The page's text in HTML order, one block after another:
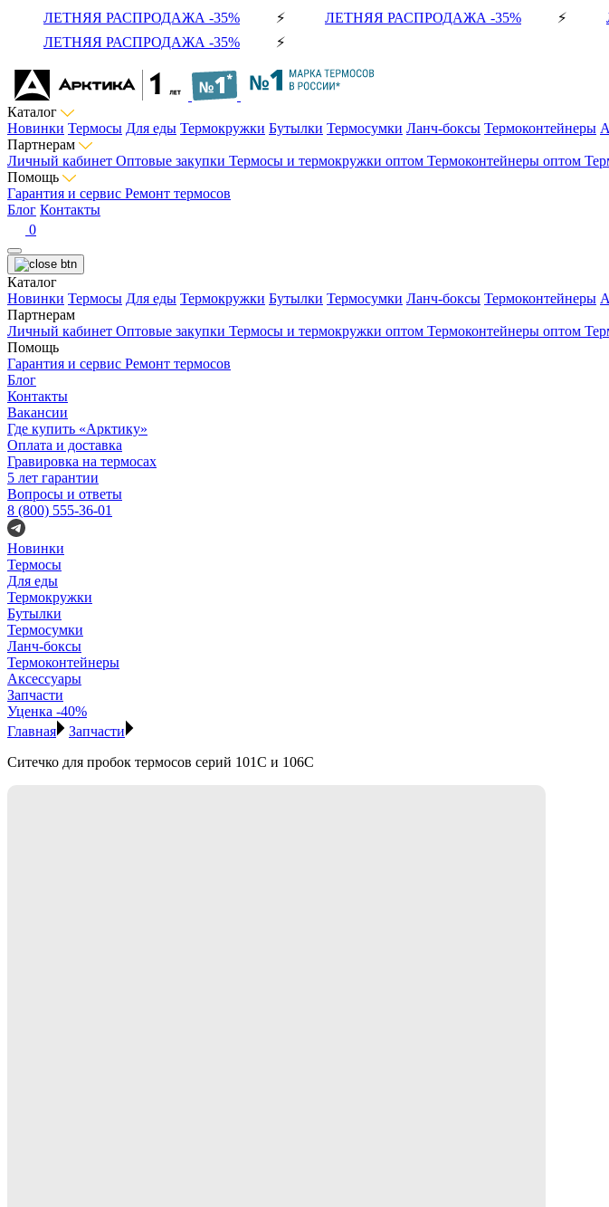
ЛЕТНЯЯ РАСПРОДАЖА -35% ⚡ ЛЕТНЯЯ РАСПРОДАЖА -35% ⚡
ЛЕТНЯЯ РАСПРОДАЖА -35% ⚡
Каталог
Новинки Термосы Для еды Термокружки Бутылки Термосумки Ланч-боксы Термоконтейнеры
Партнерам
Личный кабинет Оптовые закупки Термосы и термокружки оптом Термоконтейнеры оптом
Помощь
Гарантия и сервис Ремонт термосов
Блог Контакты
0
Каталог
Новинки Термосы Для еды Термокружки Бутылки Термосумки Ланч-боксы Термоконтейнеры
Партнерам
Личный кабинет Оптовые закупки Термосы и термокружки оптом Термоконтейнеры оптом
Помощь
Гарантия и сервис Ремонт термосов
Блог
Контакты
Вакансии
Где купить «Арктику»
Оплата и доставка
Гравировка на термосах
5 лет гарантии
Вопросы и ответы
8 (800) 555-36-01
Новинки
Термосы
Для еды
Термокружки
Бутылки
Термосумки
Ланч-боксы
Термоконтейнеры
Аксессуары
Запчасти
Уценка -40%
Главная
Запчасти
Ситечко для пробок термосов серий 101С и 106С